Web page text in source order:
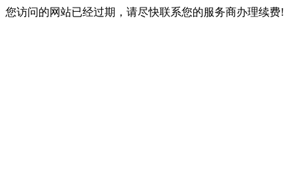
您访问的网站已经过期，请尽快联系您的服务商办理续费!